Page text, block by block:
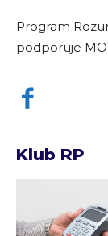
Program
podporuje
Klub RP